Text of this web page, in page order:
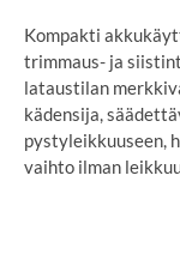
Kompakti
trimmaus- ja
lataustilan
kädensija,
pystyleikkuuseen,
vaihto ilman